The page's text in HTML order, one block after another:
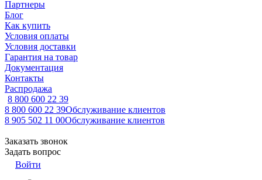
Партнеры
Блог
Как купить
Условия оплаты
Условия доставки
Гарантия на товар
Документация
Контакты
Распродажа
8 800 600 22 39
8 800 600 22 39Обслуживание клиентов
8 905 502 11 00Обслуживание клиентов
Заказать звонок
Задать вопрос
Войти